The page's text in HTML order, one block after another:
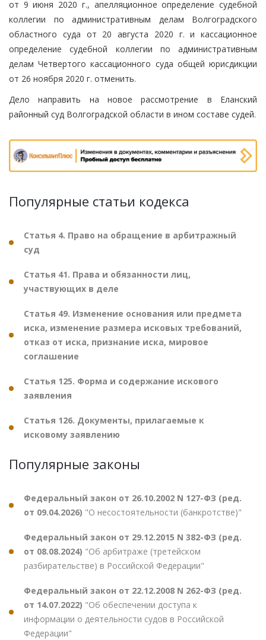
от 9 июня 2020 г., апелляционное определение судебной
коллегии по административным делам Волгоградского
областного суда от 20 августа 2020 г. и кассационное
определение судебной коллегии по административным
делам Четвертого кассационного суда общей юрисдикции
от 26 ноября 2020 г. отменить.
Дело направить на новое рассмотрение в Еланский
районный суд Волгоградской области в ином составе судей.
Популярные статьи кодекса
Статья 4. Право на обращение в арбитражный
суд
Статья 41. Права и обязанности лиц,
участвующих в деле
Статья 49. Изменение основания или предмета
иска, изменение размера исковых требований,
отказ от иска, признание иска, мировое
соглашение
Статья 125. Форма и содержание искового
заявления
Статья 126. Документы, прилагаемые к
исковому заявлению
Популярные законы
Федеральный закон от 26.10.2002 N 127-ФЗ (ред.
от 09.04.2026) "О несостоятельности (банкротстве)"
Федеральный закон от 29.12.2015 N 382-ФЗ (ред.
от 08.08.2024) "Об арбитраже (третейском
разбирательстве) в Российской Федерации"
Федеральный закон от 22.12.2008 N 262-ФЗ (ред.
от 14.07.2022) "Об обеспечении доступа к
информации о деятельности судов в Российской
Федерации"